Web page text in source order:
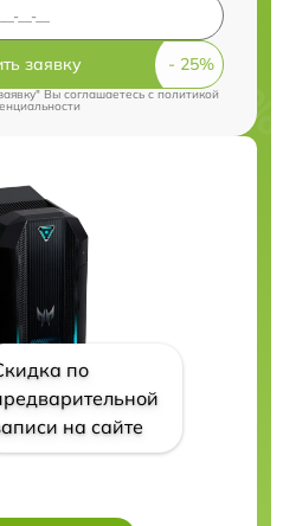
заявку
Вы соглашаетесь cполитикой
по
на сайте